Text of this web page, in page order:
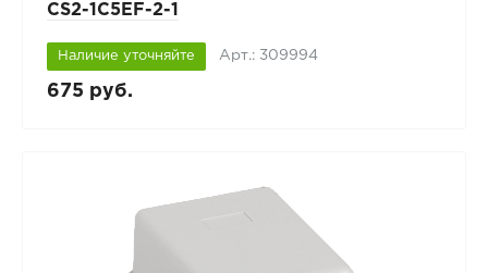
CS2-1C5EF-2-1
Наличие уточняйте Арт.: 309994
675 руб.